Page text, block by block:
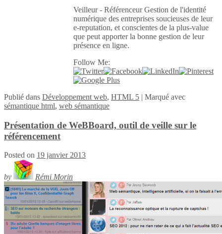
Veilleur - Référenceur Gestion de l'identité
numérique des entreprises soucieuses de leur
e-reputation, et conscientes de la plus-value
que peut apporter la bonne gestion de leur
présence en ligne.
Follow Me:
Publié dans Développement web, HTML 5 | Marqué avec
sémantique html, web sémantique
Présentation de WeBBoard, outil de veille sur le
référencement
Posted on 19 janvier 2013
by Rémi Morin